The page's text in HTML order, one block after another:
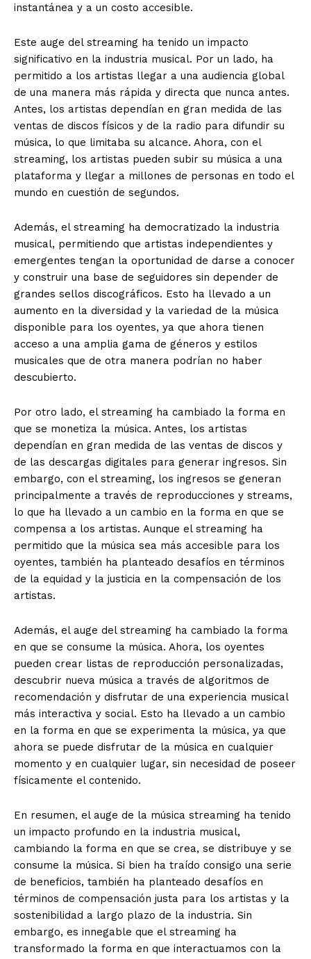
instantánea y a un costo accesible.
Este auge del streaming ha tenido un impacto
significativo en la industria musical. Por un lado, ha
permitido a los artistas llegar a una audiencia global
de una manera más rápida y directa que nunca antes.
Antes, los artistas dependían en gran medida de las
ventas de discos físicos y de la radio para difundir su
música, lo que limitaba su alcance. Ahora, con el
streaming, los artistas pueden subir su música a una
plataforma y llegar a millones de personas en todo el
mundo en cuestión de segundos.
Además, el streaming ha democratizado la industria
musical, permitiendo que artistas independientes y
emergentes tengan la oportunidad de darse a conocer
y construir una base de seguidores sin depender de
grandes sellos discográficos. Esto ha llevado a un
aumento en la diversidad y la variedad de la música
disponible para los oyentes, ya que ahora tienen
acceso a una amplia gama de géneros y estilos
musicales que de otra manera podrían no haber
descubierto.
Por otro lado, el streaming ha cambiado la forma en
que se monetiza la música. Antes, los artistas
dependían en gran medida de las ventas de discos y
de las descargas digitales para generar ingresos. Sin
embargo, con el streaming, los ingresos se generan
principalmente a través de reproducciones y streams,
lo que ha llevado a un cambio en la forma en que se
compensa a los artistas. Aunque el streaming ha
permitido que la música sea más accesible para los
oyentes, también ha planteado desafíos en términos
de la equidad y la justicia en la compensación de los
artistas.
Además, el auge del streaming ha cambiado la forma
en que se consume la música. Ahora, los oyentes
pueden crear listas de reproducción personalizadas,
descubrir nueva música a través de algoritmos de
recomendación y disfrutar de una experiencia musical
más interactiva y social. Esto ha llevado a un cambio
en la forma en que se experimenta la música, ya que
ahora se puede disfrutar de la música en cualquier
momento y en cualquier lugar, sin necesidad de poseer
físicamente el contenido.
En resumen, el auge de la música streaming ha tenido
un impacto profundo en la industria musical,
cambiando la forma en que se crea, se distribuye y se
consume la música. Si bien ha traído consigo una serie
de beneficios, también ha planteado desafíos en
términos de compensación justa para los artistas y la
sostenibilidad a largo plazo de la industria. Sin
embargo, es innegable que el streaming ha
transformado la forma en que interactuamos con la